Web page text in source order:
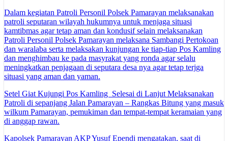
Dalam kegiatan Patroli Personil Polsek Pamarayan melaksanakan
patroli seputaran wilayah hukumnya untuk menjaga situasi
kamtibmas agar tetap aman dan kondusif selain melaksanakan
Patroli Personil Polsek Pamarayan melaksana Sambangi Pertokoan
dan waralaba serta melaksakan kunjungan ke tiap-tiap Pos Kamling
dan menghimbau ke pada masyrakat yang ronda agar selalu
meningkatkan penjagaan di seputara desa nya agar tetap terjga
situasi yang aman dan yaman.
Setel Giat Kujungi Pos Kamling Selesai di Lanjut Melaksanakan
Patroli di sepanjang Jalan Pamarayan – Rangkas Bitung yang masuk
wilkum Pamarayan, pemukiman dan tempat-tempat keramaian yang
di anggap rawan.
Kapolsek Pamarayan AKP Yusuf Ependi mengatakan, saat di